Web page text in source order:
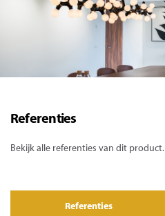
Referenties
Bekijk alle referenties van dit product.
Referenties